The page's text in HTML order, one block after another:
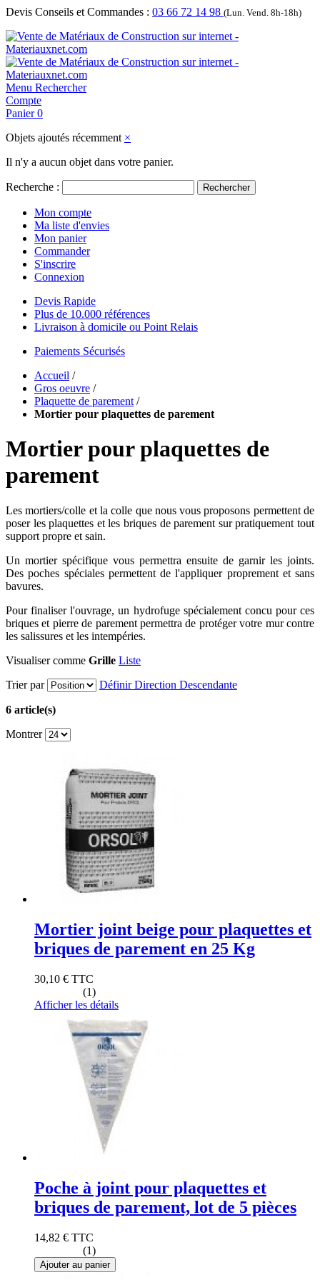
Devis Conseils et Commandes : 03 66 72 14 98 (Lun. Vend. 8h-18h)
Menu Rechercher
Compte
Panier 0
Objets ajoutés récemment ×
Il n'y a aucun objet dans votre panier.
Recherche : Rechercher
Mon compte
Ma liste d'envies
Mon panier
Commander
S'inscrire
Connexion
Devis Rapide
Plus de 10.000 références
Livraison à domicile ou Point Relais
Paiements Sécurisés
Accueil /
Gros oeuvre /
Plaquette de parement /
Mortier pour plaquettes de parement
Mortier pour plaquettes de
parement
Les mortiers/colle et la colle que nous vous proposons permettent de
poser les plaquettes et les briques de parement sur pratiquement tout
support propre et sain.
Un mortier spécifique vous permettra ensuite de garnir les joints.
Des poches spéciales permettent de l'appliquer proprement et sans
bavures.
Pour finaliser l'ouvrage, un hydrofuge spécialement concu pour ces
briques et pierre de parement permettra de protéger votre mur contre
les salissures et les intempéries.
Visualiser comme Grille Liste
Trier par
Définir Direction Descendante
6 article(s)
Montrer
Mortier joint beige pour plaquettes et
briques de parement en 25 Kg
30,10 € TTC
(1)
Afficher les détails
Poche à joint pour plaquettes et
briques de parement, lot de 5 pièces
14,82 € TTC
(1)
Ajouter au panier